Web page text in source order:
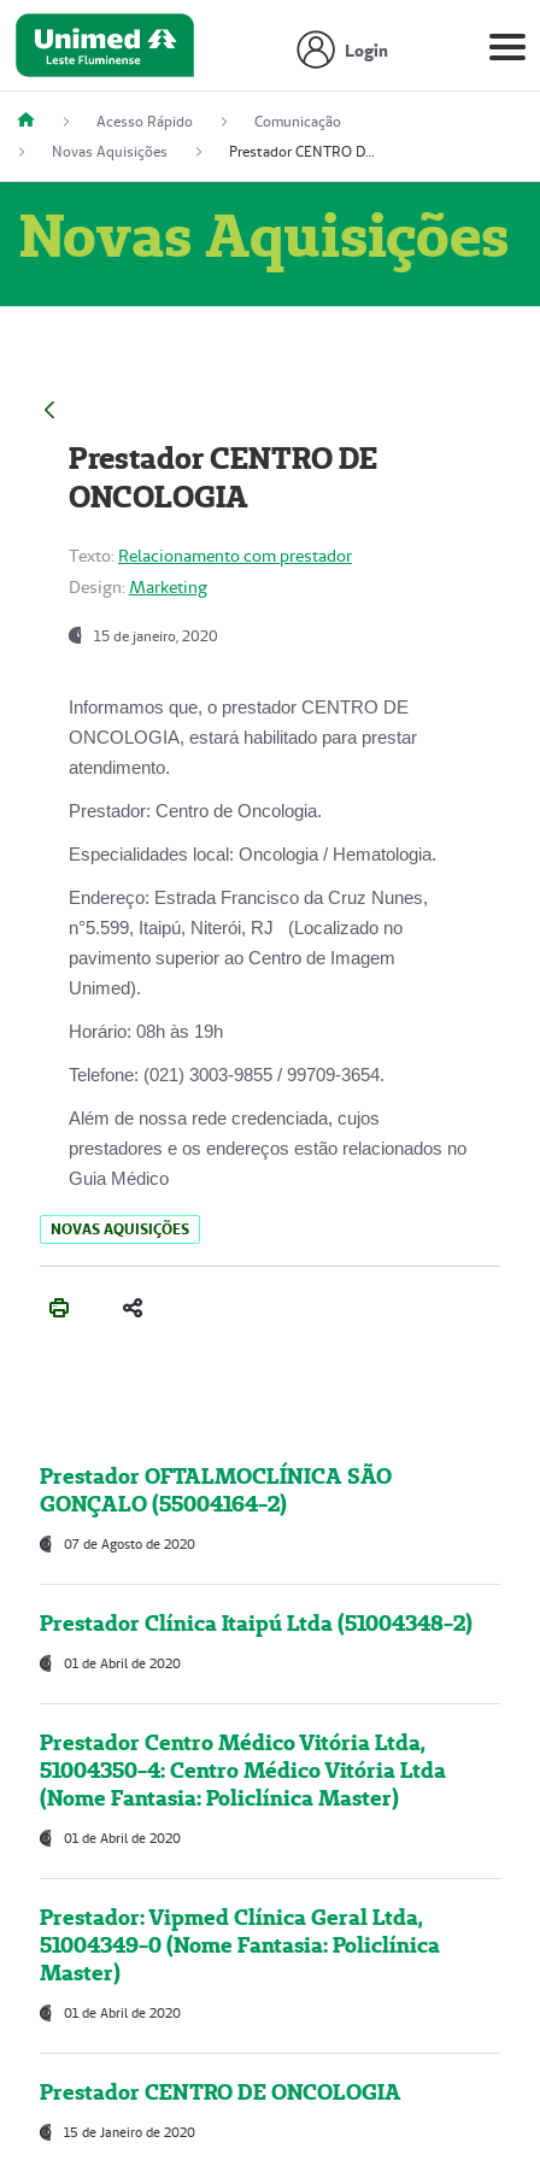
Login
Acesso Rápido
Comunicação
Novas Aquisições
Prestador CENTRO DE ONCOLOGIA
Novas Aquisições
Prestador CENTRO DE
ONCOLOGIA
Texto: Relacionamento com prestador
Design: Marketing
15 de janeiro, 2020
Informamos que, o prestador CENTRO DE
ONCOLOGIA, estará habilitado para prestar
atendimento.
Prestador: Centro de Oncologia.
Especialidades local: Oncologia / Hematologia.
Endereço: Estrada Francisco da Cruz Nunes,
n°5.599, Itaipú, Niterói, RJ (Localizado no
pavimento superior ao Centro de Imagem
Unimed).
Horário: 08h às 19h
Telefone: (021) 3003-9855 / 99709-3654.
Além de nossa rede credenciada, cujos
prestadores e os endereços estão relacionados no
Guia Médico
NOVAS AQUISIÇÕES
Prestador OFTALMOCLÍNICA SÃO
GONÇALO (55004164-2)
07 de Agosto de 2020
Prestador Clínica Itaipú Ltda (51004348-2)
01 de Abril de 2020
Prestador Centro Médico Vitória Ltda,
51004350-4: Centro Médico Vitória Ltda
(Nome Fantasia: Policlínica Master)
01 de Abril de 2020
Prestador: Vipmed Clínica Geral Ltda,
51004349-0 (Nome Fantasia: Policlínica
Master)
01 de Abril de 2020
Prestador CENTRO DE ONCOLOGIA
15 de Janeiro de 2020